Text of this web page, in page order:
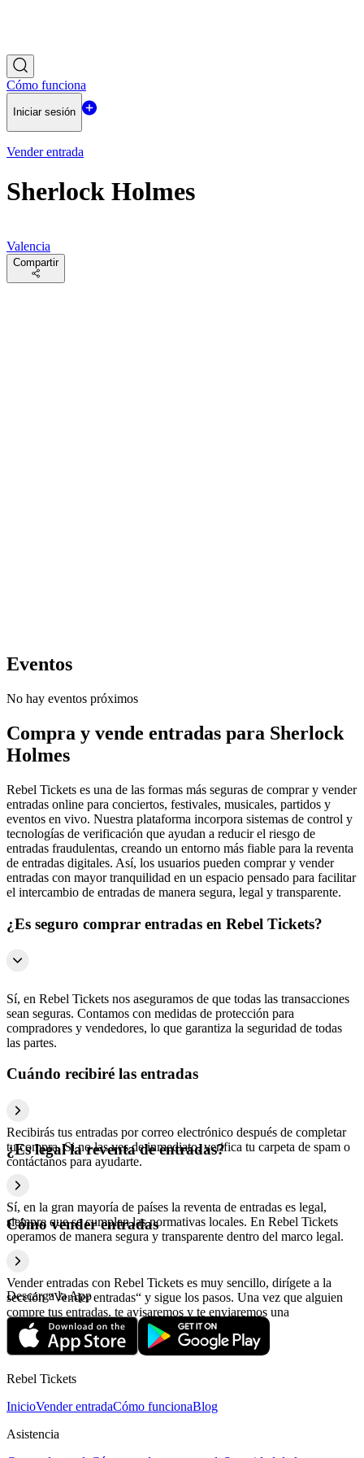
Cómo funciona
Iniciar sesión
Vender entrada
Sherlock Holmes
Valencia
Compartir
Eventos
No hay eventos próximos
Compra y vende entradas para Sherlock
Holmes
Rebel Tickets es una de las formas más seguras de comprar y vender
entradas online para conciertos, festivales, musicales, partidos y
eventos en vivo. Nuestra plataforma incorpora sistemas de control y
tecnologías de verificación que ayudan a reducir el riesgo de
entradas fraudulentas, creando un entorno más fiable para la reventa
de entradas digitales. Así, los usuarios pueden comprar y vender
entradas con mayor tranquilidad en un espacio pensado para facilitar
el intercambio de entradas de manera segura, legal y transparente.
¿Es seguro comprar entradas en Rebel Tickets?
Sí, en Rebel Tickets nos aseguramos de que todas las transacciones
sean seguras. Contamos con medidas de protección para
compradores y vendedores, lo que garantiza la seguridad de todas
las partes.
Cuándo recibiré las entradas
Recibirás tus entradas por correo electrónico después de completar
tu compra. Si no las ves de inmediato, verifica tu carpeta de spam o
contáctanos para ayudarte.
¿Es legal la reventa de entradas?
Sí, en la gran mayoría de países la reventa de entradas es legal,
siempre que se cumplan las normativas locales. En Rebel Tickets
operamos de manera segura y transparente dentro del marco legal.
Cómo vender entradas
Vender entradas con Rebel Tickets es muy sencillo, dirígete a la
sección “Vender entradas“ y sigue los pasos. Una vez que alguien
compre tus entradas, te avisaremos y te enviaremos una
confirmación con la información relativa al pago.
Descarga la App
Rebel Tickets
InicioVender entradaCómo funcionaBlog
Asistencia